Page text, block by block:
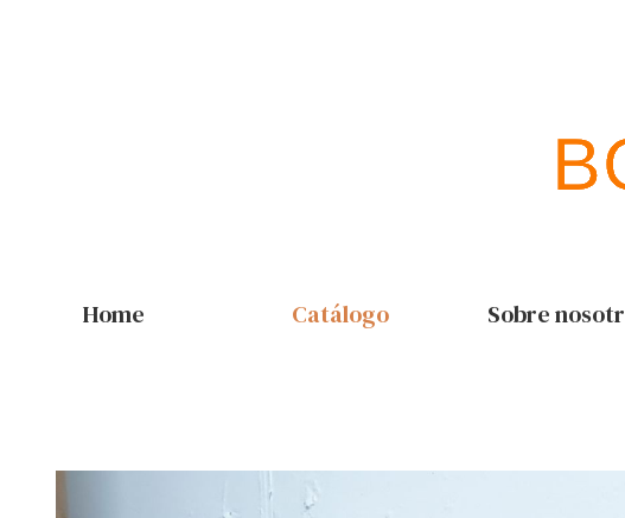
Home Catálogo Sobre